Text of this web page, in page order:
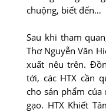
chuộng, biết đến…
Sau khi tham
Thơ Nguyễn Văn
xuất nêu trên.
tới, các HTX cần
cho sản phẩm
gạo. HTX Khiết